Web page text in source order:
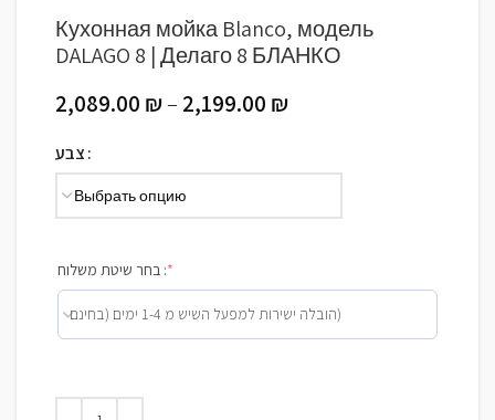
Кухонная мойка Blanco, модель
DALAGO 8 | Делаго 8 БЛАНКО
2,089.00 ₪–2,199.00 ₪
צבע
בחר שיטת משלוח :*